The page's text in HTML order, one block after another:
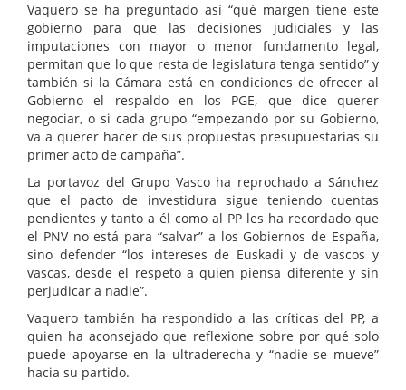
Vaquero se ha preguntado así “qué margen tiene este
gobierno para que las decisiones judiciales y las
imputaciones con mayor o menor fundamento legal,
permitan que lo que resta de legislatura tenga sentido” y
también si la Cámara está en condiciones de ofrecer al
Gobierno el respaldo en los PGE, que dice querer
negociar, o si cada grupo “empezando por su Gobierno,
va a querer hacer de sus propuestas presupuestarias su
primer acto de campaña”.
La portavoz del Grupo Vasco ha reprochado a Sánchez
que el pacto de investidura sigue teniendo cuentas
pendientes y tanto a él como al PP les ha recordado que
el PNV no está para “salvar” a los Gobiernos de España,
sino defender “los intereses de Euskadi y de vascos y
vascas, desde el respeto a quien piensa diferente y sin
perjudicar a nadie”.
Vaquero también ha respondido a las críticas del PP, a
quien ha aconsejado que reflexione sobre por qué solo
puede apoyarse en la ultraderecha y “nadie se mueve”
hacia su partido.